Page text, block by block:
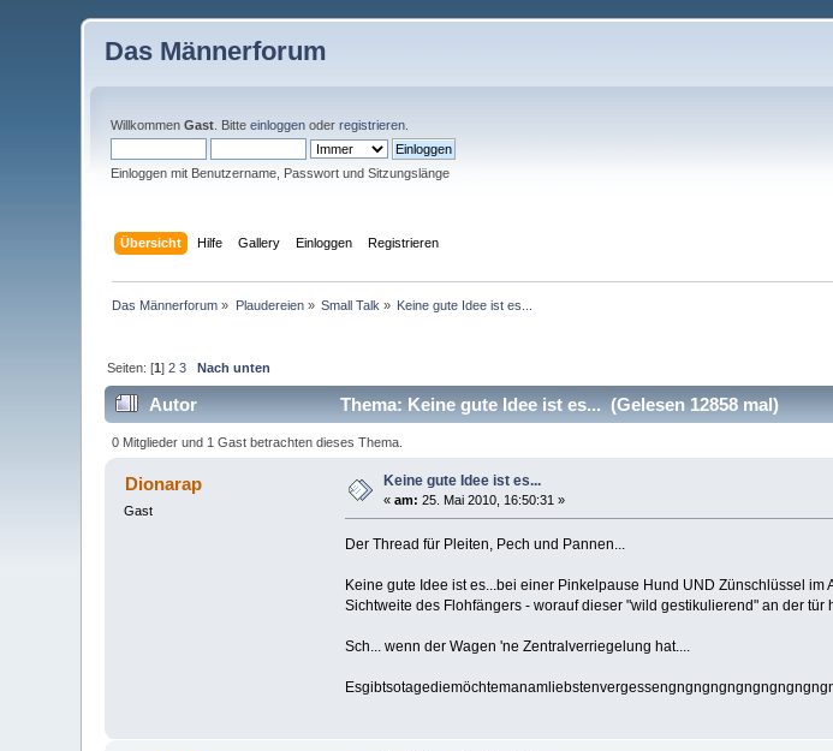
Das Männerforum
WillkommenGast . Bitteeinloggen oderregistrieren
Einloggen mit Benutzername, Passwort und Sitzungslänge
Übersicht Hilfe Gallery Einloggen Registrieren
Das Männerforum » Plaudereien» Small Talk » Keine gute Idee ist es...
Seiten: [1]2 3 Nach unten
Autor Thema: Keine gute Idee ist es... (Gelesen 12858 mal)
0 Mitglieder und 1 Gast betrachten dieses Thema.
Dionarap
Gast
Keine gute Idee ist es...
«am: 25. Mai 2010, 16:50:31 »
Der Thread für Pleiten, Pech und Pannen...
Keine gute Idee ist es...bei einer Pinkelpause Hund UND Zünschlüssel
Sichtweite des Flohfängers - worauf dieser "wild gestikulierend" an der
Sch... wenn der Wagen 'ne Zentralverriegelung hat....